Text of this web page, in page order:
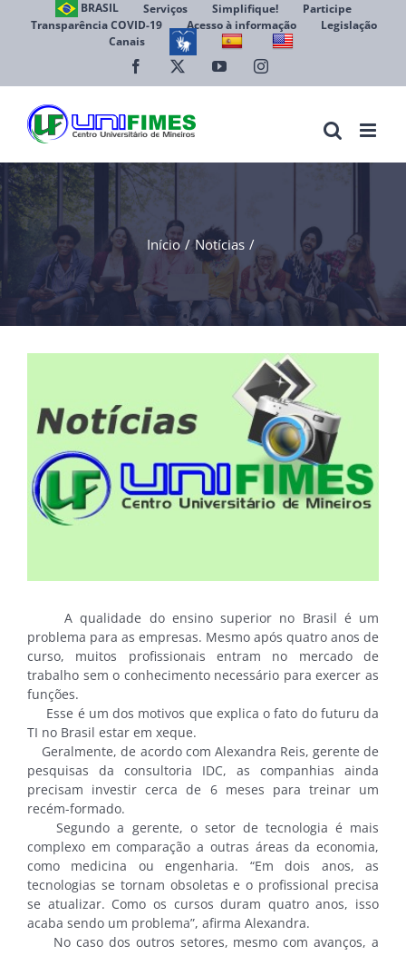
BRASIL Serviços Simplifique!
Participe
Transparência COVID-19
Acesso à informação
Legislação
Canais
Facebook YouTubeInstagram
Início Notícias
A qualidade do ensino superior no Brasil é um
problema para as empresas. Mesmo após quatro anos de
curso, muitos profissionais entram no mercado de
trabalho sem o conhecimento necessário para exercer as
funções.
Esse é um dos motivos que explica o fato do futuru da
TI no Brasil estar em xeque.
Geralmente, de acordo com Alexandra Reis, gerente de
pesquisas da consultoria IDC, as companhias ainda
precisam investir cerca de 6 meses para treinar um
recém-formado.
Segundo a gerente, o setor de tecnologia é mais
complexo em comparação a outras áreas da economia,
como medicina ou engenharia. “Em dois anos, as
tecnologias se tornam obsoletas e o profissional precisa
se atualizar. Como os cursos duram quatro anos, isso
acaba sendo um problema”, afirma Alexandra.
No caso dos outros setores, mesmo com avanços, a